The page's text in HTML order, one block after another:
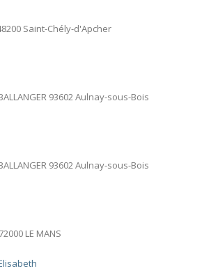
Saint-Chély-d'Apcher
93602 Aulnay-sous-Bois
93602 Aulnay-sous-Bois
LE MANS